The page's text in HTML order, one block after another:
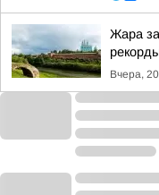
Жара
Вчера,